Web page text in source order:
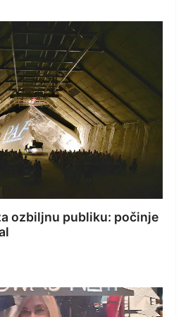
ozbiljnu publiku: počinje